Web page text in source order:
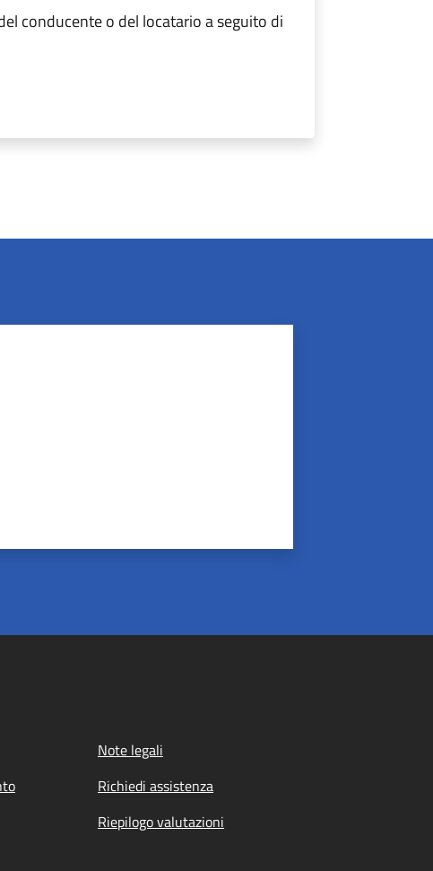
conducente o del locatario a seguito di
Note legali
Richiedi assistenza
Riepilogo valutazioni